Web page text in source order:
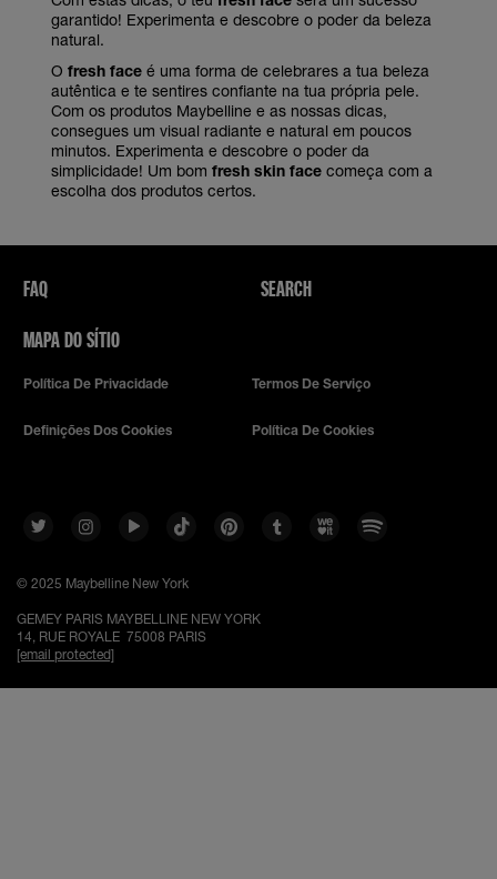
garantido! Experimenta e descobre o poder da beleza
natural.
O fresh face é uma forma de celebrares a tua beleza
autêntica e te sentires confiante na tua própria pele.
Com os produtos Maybelline e as nossas dicas,
consegues um visual radiante e natural em poucos
minutos. Experimenta e descobre o poder da
simplicidade! Um bom fresh skin face começa com a
escolha dos produtos certos.
FAQ
MAPA DO SÍTIO
SEARCH
Política De Privacidade Termos De Serviço
Definições Dos Cookies Política De Cookies
© 2025 Maybelline New York
GEMEY PARIS MAYBELLINE NEW YORK
14, RUE ROYALE 75008 PARIS
[email protected]